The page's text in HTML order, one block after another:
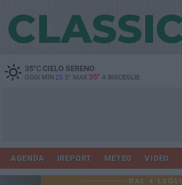
35°CCIELO SERENO
OGGI MIN 25.5° MAX 35° A BISCEGLIE
AGENDA IREPORT METEO VIDEO